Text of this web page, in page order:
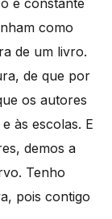
como
de um livro.
de que por
os autores
às escolas. E
demos a
Tenho
pois contigo